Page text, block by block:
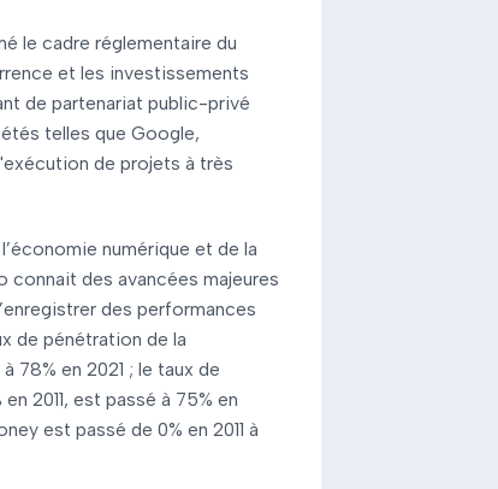
le cadre réglementaire du
et les investissements
de partenariat public-privé
telles que Google,
de projets à très
numérique et de la
connait des avancées majeures
des performances
de pénétration de la
78% en 2021 ; le taux de
2011, est passé à 75% en
est passé de 0% en 2011 à